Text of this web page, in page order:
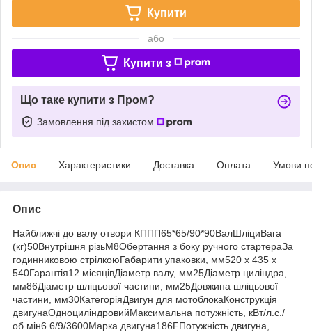
Купити
або
Купити з
Що таке купити з Пром?
Замовлення під захистом
Опис Характеристики Доставка Оплата Умови
Опис
Найближчі до валу отвори КППП65*65/90*90ВалШліциВага
(кг)50Внутрішня різьМ8Обертання з боку ручного стартераЗа
годинниковою стрілкоюГабарити упаковки, мм520 х 435 х
540Гарантія12 місяцівДіаметр валу, мм25Діаметр циліндра,
мм86Діаметр шліцьової частини, мм25Довжина шліцьової
частини, мм30КатегоріяДвигун для мотоблокаКонструкція
двигунаОдноциліндровийМаксимальна потужність, кВт/л.с./
об.мін6.6/9/3600Марка двигуна186FПотужність двигуна,